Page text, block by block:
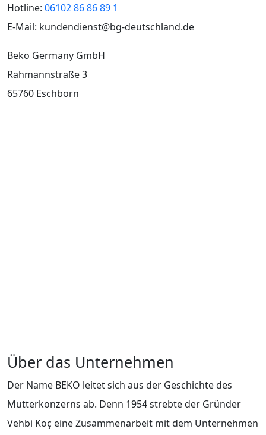
Hotline: 06102 86 86 89 1​​
E-Mail: kundendienst@bg-deutschland.de
Beko Germany GmbH
Rahmannstraße 3
65760 Eschborn
Über das Unternehmen
Der Name BEKO leitet sich aus der Geschichte des
Mutterkonzerns ab. Denn 1954 strebte der Gründer
Vehbi Koç eine Zusammenarbeit mit dem Unternehmen